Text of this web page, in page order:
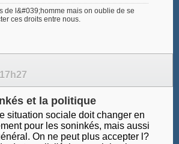
de l&#039;homme mais on oublie de se
ces droits entre nous.
17h27
et la politique
situation sociale doit changer en
pour les soninkés, mais aussi
On ne peut plus accepter l?